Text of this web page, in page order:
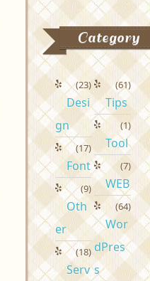
Category
Desi
gn
(23)
Font
(17)
Oth
er
(9)
Serv
(18)
Tips
(61)
Tool
(1)
WEB
(7)
Wor
dPres
s
(64)